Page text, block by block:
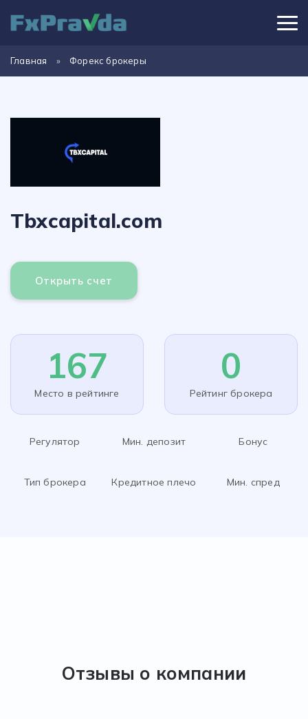
Главная » Форекс брокеры
Tbxcapital.com
Открыть счет
167
Место в рейтинге
0
Рейтинг брокера
Регулятор Мин. депозит Бонус
Тип брокера Кредитное плечо Мин. спред
Отзывы о компании